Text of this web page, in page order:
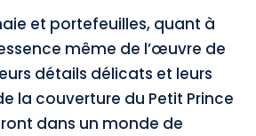
et portefeuilles, quant à
même de l’œuvre de
détails délicats et leurs
la couverture du Petit Prince
dans un monde de